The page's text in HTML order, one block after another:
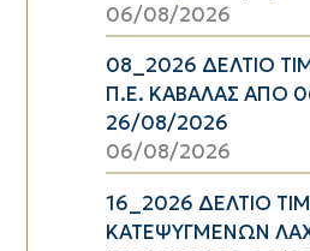
06/08/2026
08_2026 ΔΕΛΤΙΟ
Π.Ε. ΚΑΒΑΛΑΣ ΑΠΟ
26/08/2026
06/08/2026
16_2026 ΔΕΛΤΙΟ
ΚΑΤΕΨΥΓΜΕΝΩΝ